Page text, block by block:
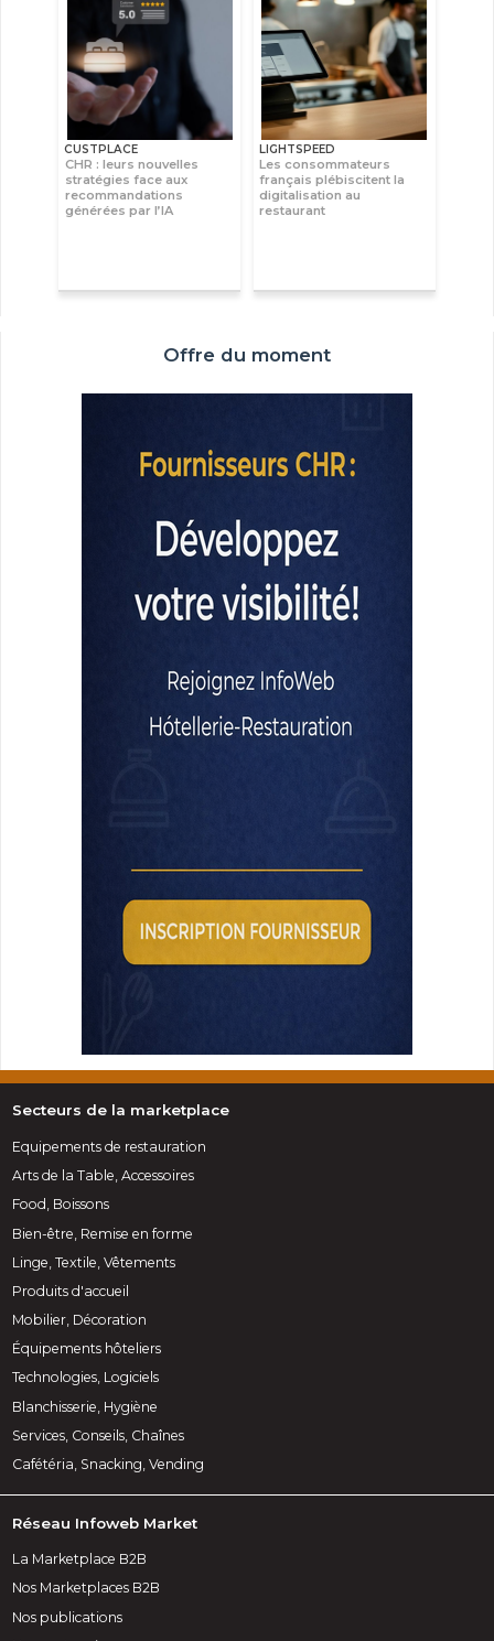
CUSTPLACE
CHR : leurs nouvelles
stratégies face aux
recommandations
générées par l’IA
LIGHTSPEED
Les consommateurs
français plébiscitent la
digitalisation au
restaurant
Offre du moment
Secteurs de la marketplace
Equipements de restauration
Arts de la Table, Accessoires
Food, Boissons
Bien-être, Remise en forme
Linge, Textile, Vêtements
Produits d'accueil
Mobilier, Décoration
Équipements hôteliers
Technologies, Logiciels
Blanchisserie, Hygiène
Services, Conseils, Chaînes
Cafétéria, Snacking, Vending
Réseau Infoweb Market
La Marketplace B2B
Nos Marketplaces B2B
Nos publications